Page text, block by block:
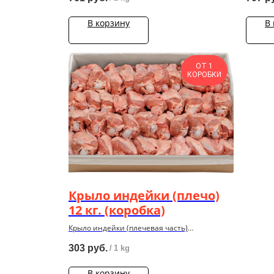
В корзину В
ОТ 1
КОРОБКИ
Крыло индейки (плечо)
12 кг. (коробка)
Крыло индейки (плечевая часть)
303 руб. / 1 kg